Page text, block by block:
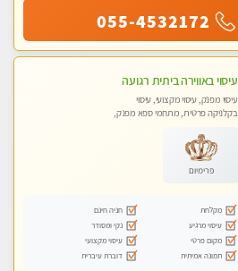
055-4532172
עיסוי באווירה ביתית רגועה
עיסוי מפנק, עיסוי מקצועי, עיסוי
בקלניקה פרטית, מתחמי ספא מפנק,
פרימיום
מקלחת
חניה חינם
עיסוי מרגיע
נקי ומסודר
מקום פרטי
עיסוי מקצועי
תמונה אמיתית
דוברת עיברית